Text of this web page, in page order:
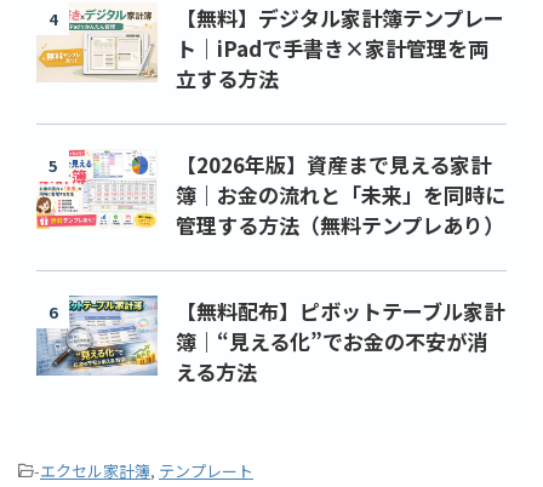
4
【無料】デジタル家計簿テンプレー
ト｜iPadで手書き×家計管理を両
立する方法
5
【2026年版】資産まで見える家計
簿｜お金の流れと「未来」を同時に
管理する方法（無料テンプレあり）
6
【無料配布】ピボットテーブル家計
簿｜“見える化”でお金の不安が消
える方法
-エクセル家計簿, テンプレート